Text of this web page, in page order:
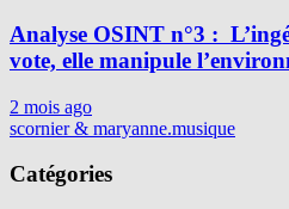
Analyse OSINT n°3 :
vote, elle manipule
2 mois ago
scornier & maryanne.musique
Catégories